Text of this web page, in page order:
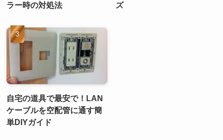
ラー時の対処法
ズ
自宅の道具で最安で！LAN
ケーブルを空配管に通す簡
単DIYガイド